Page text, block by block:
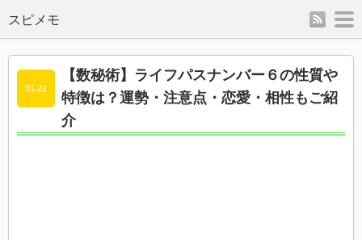
スピメモ rss
【数秘術】ライフパスナンバー６の性質や
特徴は？運勢・注意点・恋愛・相性もご紹
介
01.22